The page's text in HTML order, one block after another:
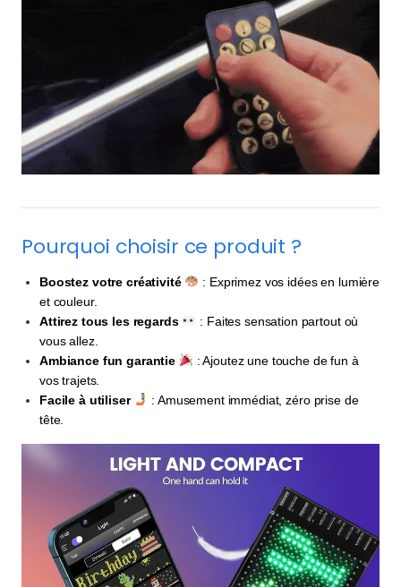
Pourquoi choisir ce produit ?
Boostez votre créativité
: Exprimez vos idées en lumière
et couleur.
Attirez tous les regards
: Faites sensation partout où
vous allez.
Ambiance fun garantie
: Ajoutez une touche de fun à
vos trajets.
Facile à utiliser
: Amusement immédiat, zéro prise de
tête.